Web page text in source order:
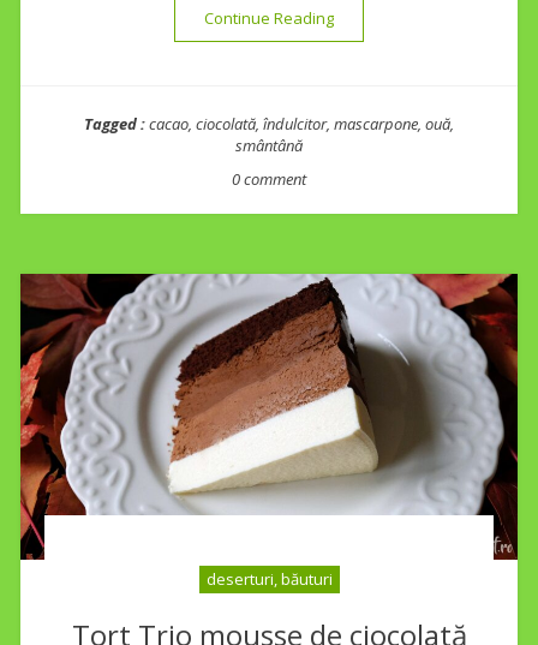
Continue Reading“Prăjitură Buturuga de
Tagged :cacao, ciocolată, îndulcitor, mascarpone, ouă,
smântână
0 comment
deserturi, băuturi
Tort Trio mousse de ciocolată